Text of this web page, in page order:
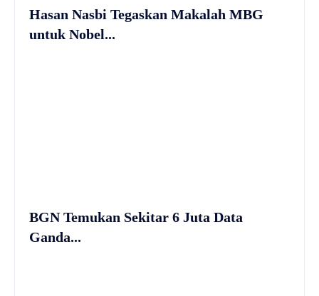
Hasan Nasbi Tegaskan Makalah MBG
untuk Nobel...
BGN Temukan Sekitar 6 Juta Data
Ganda...